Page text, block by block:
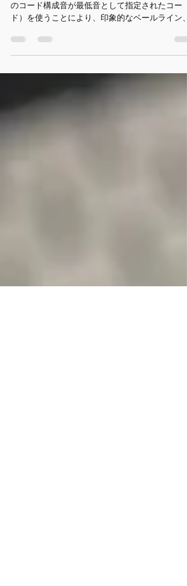
転回形を使ったコード進行Vol.2
ダイアグラムに示された様な転回形（ルート以外
のコード構成音が最低音として指定されたコー
ム中の数字は左手指番号で人差し指〜小指の順で
す。尚親指はT（thumb）で示します。 前回に引